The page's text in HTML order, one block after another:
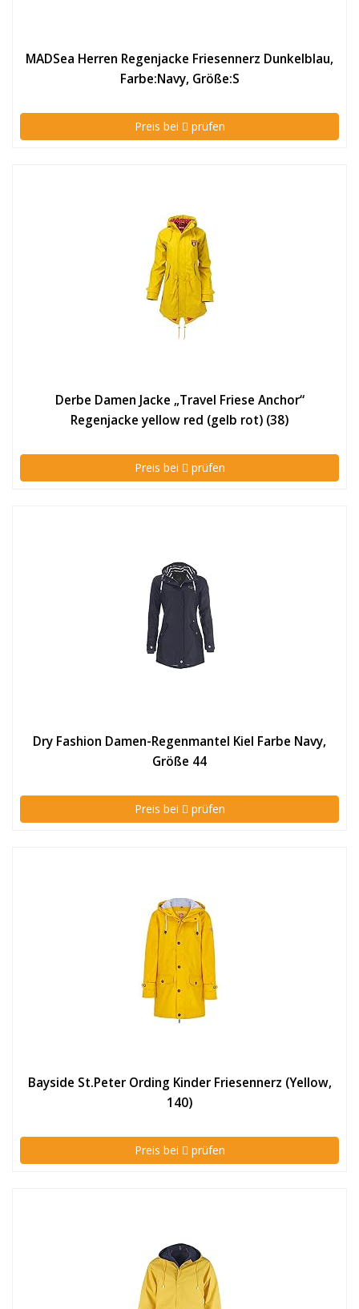
MADSea Herren Regenjacke Friesennerz Dunkelblau,
Farbe:Navy, Größe:S
Preis bei prüfen
Derbe Damen Jacke „Travel Friese Anchor“
Regenjacke yellow red (gelb rot) (38)
Preis bei prüfen
Dry Fashion Damen-Regenmantel Kiel Farbe Navy,
Größe 44
Preis bei prüfen
Bayside St.Peter Ording Kinder Friesennerz (Yellow,
140)
Preis bei prüfen